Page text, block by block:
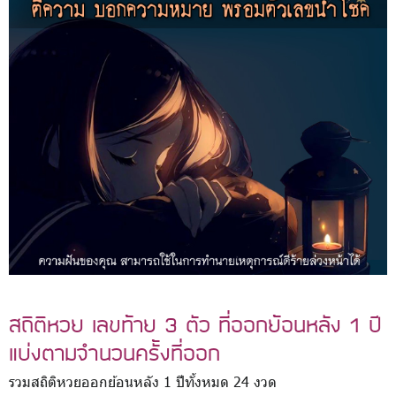
สถิติหวย เลขท้าย 3 ตัว ที่ออกย้อนหลัง 1 ปี
แบ่งตามจำนวนครั้งที่ออก
รวมสถิติหวยออกย้อนหลัง 1 ปีทั้งหมด 24 งวด